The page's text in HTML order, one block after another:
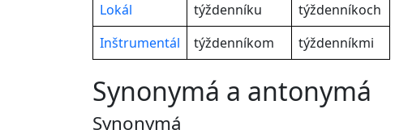
Lokál
týždenníku
týždenníkoch
Inštrumentál
týždenníkom týždenníkmi
synonymá a antonymá
Synonymá